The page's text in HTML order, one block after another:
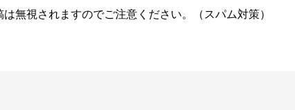
無視されますのでご注意ください。（スパム対策）